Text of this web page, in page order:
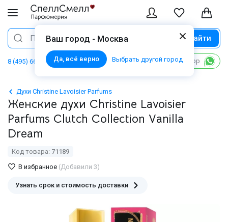
Ваш город - Москва
Да, всё верно Выбрать другой город
Поиск Найти
8 (495) 668 06 02 Написать в WhatsApp
Духи Christine Lavoisier Parfums
Женские духи Christine Lavoisier
Parfums Clutch Collection Vanilla
Dream
Код товара: 71189
В избранное (Добавили 3)
Узнать срок и стоимость доставки